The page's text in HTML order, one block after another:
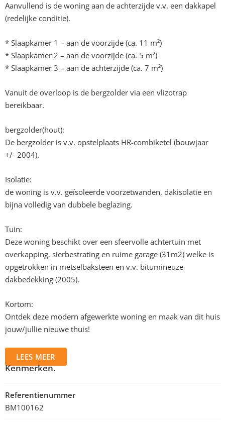
Aanvullend is de woning aan de achterzijde v.v. een dakkapel
(redelijke conditie).
* Slaapkamer 1 – aan de voorzijde (ca. 11 m²)
* Slaapkamer 2 – aan de voorzijde (ca. 5 m²)
* Slaapkamer 3 – aan de achterzijde (ca. 7 m²)
Vanuit de overloop is de bergzolder via een vlizotrap
bereikbaar.
bergzolder(hout):
De bergzolder is v.v. opstelplaats HR-combiketel (bouwjaar
+/- 2004).
Isolatie:
de woning is v.v. geïsoleerde voorzetwanden, dakisolatie en
bijna volledig van dubbele beglazing.
Tuin:
Deze woning beschikt over een sfeervolle achtertuin met
overkapping, sierbestrating en ruime garage (31m2) welke is
opgetrokken in metselbaksteen en v.v. bitumineuze
dakbedekking (2005).
Kortom:
Ontdek deze modern afgewerkte woning en maak van dit huis
jouw/jullie nieuwe thuis!
LEES MEER
Kenmerken.
Referentienummer
BM100162